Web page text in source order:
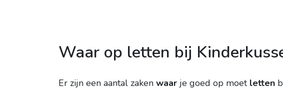
Waar op letten bij
Er zijn een aantal zaken waar je goed op moet letten